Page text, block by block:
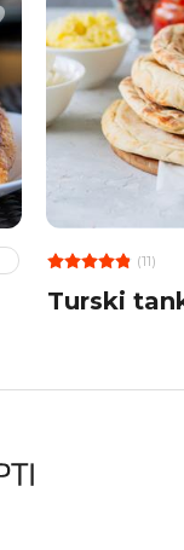
(11)
Turski